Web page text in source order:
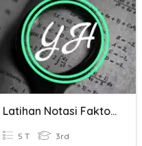
Latihan Notasi Faktorial Dan Permutasi
5 T 3rd